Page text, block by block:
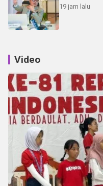
19 jam lalu
Video